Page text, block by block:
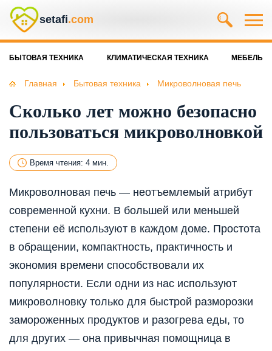
setafi.com
БЫТОВАЯ ТЕХНИКА КЛИМАТИЧЕСКАЯ ТЕХНИКА МЕБЕЛЬ
Главная Бытовая техника Микроволновая печь
Сколько лет можно безопасно
пользоваться микроволновкой
Время чтения: 4 мин.
Микроволновая печь — неотъемлемый атрибут
современной кухни. В большей или меньшей
степени её используют в каждом доме. Простота
в обращении, компактность, практичность и
экономия времени способствовали их
популярности. Если одни из нас используют
микроволновку только для быстрой разморозки
замороженных продуктов и разогрева еды, то
для других — она привычная помощница в